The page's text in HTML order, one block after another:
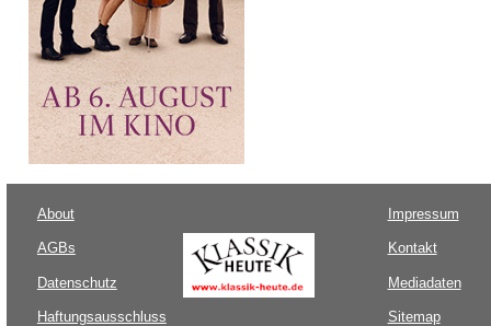
About
AGBs
Datenschutz
Haftungsausschluss
Impressum
Kontakt
Mediadaten
Sitemap